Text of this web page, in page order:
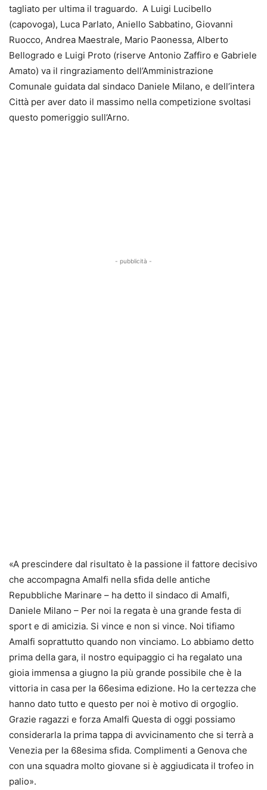
tagliato per ultima il traguardo. A Luigi Lucibello
(capovoga), Luca Parlato, Aniello Sabbatino, Giovanni
Ruocco, Andrea Maestrale, Mario Paonessa, Alberto
Bellogrado e Luigi Proto (riserve Antonio Zaffiro e Gabriele
Amato) va il ringraziamento dell’Amministrazione
Comunale guidata dal sindaco Daniele Milano, e dell’intera
Città per aver dato il massimo nella competizione svoltasi
questo pomeriggio sull’Arno.
- pubblicità -
«A prescindere dal risultato è la passione il fattore decisivo
che accompagna Amalfi nella sfida delle antiche
Repubbliche Marinare – ha detto il sindaco di Amalfi,
Daniele Milano – Per noi la regata è una grande festa di
sport e di amicizia. Si vince e non si vince. Noi tifiamo
Amalfi soprattutto quando non vinciamo. Lo abbiamo detto
prima della gara, il nostro equipaggio ci ha regalato una
gioia immensa a giugno la più grande possibile che è la
vittoria in casa per la 66esima edizione. Ho la certezza che
hanno dato tutto e questo per noi è motivo di orgoglio.
Grazie ragazzi e forza Amalfi Questa di oggi possiamo
considerarla la prima tappa di avvicinamento che si terrà a
Venezia per la 68esima sfida. Complimenti a Genova che
con una squadra molto giovane si è aggiudicata il trofeo in
palio».